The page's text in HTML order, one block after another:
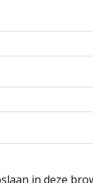
in deze